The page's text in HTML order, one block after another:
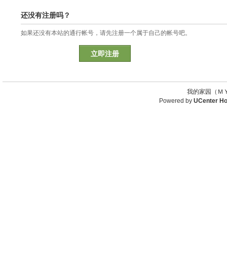
还没有注册吗？
如果还没有本站的通行帐号，请先注册一个属于自己的帐号吧。
立即注册
我的家园（
Powered by UCenter